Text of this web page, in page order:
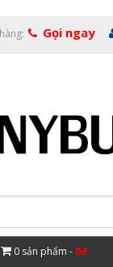
Gọi ngay
0 sản phẩm - 0đ